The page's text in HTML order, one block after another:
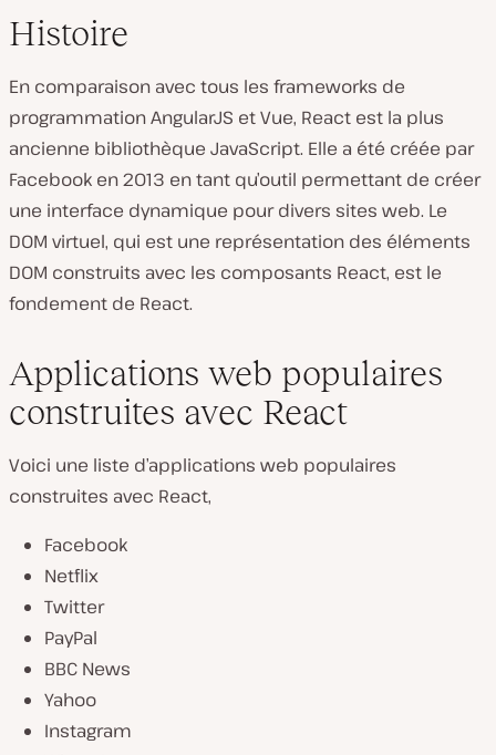
Histoire
En comparaison avec tous les frameworks de
programmation AngularJS et Vue, React est la plus
ancienne bibliothèque JavaScript. Elle a été créée par
Facebook en 2013 en tant qu’outil permettant de créer
une interface dynamique pour divers sites web. Le
DOM virtuel, qui est une représentation des éléments
DOM construits avec les composants React, est le
fondement de React.
Applications web populaires
construites avec React
Voici une liste d’applications web populaires
construites avec React,
Facebook
Netflix
Twitter
PayPal
BBC News
Yahoo
Instagram